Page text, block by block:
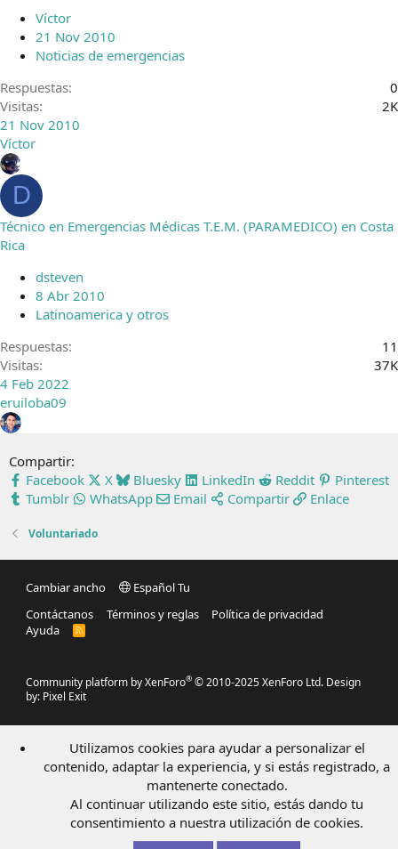
d
o
Víctor
21 Nov 2010
Noticias de emergencias
Respuestas
0
Visitas
2K
21 Nov 2010
Víctor
D
Técnico en Emergencias Médicas T.E.M. (PARAMEDICO) en Costa
Rica
dsteven
8 Abr 2010
Latinoamerica y otros
Respuestas
11
Visitas
37K
4 Feb 2022
eruiloba09
Compartir:
Facebook
X Bluesky LinkedIn Reddit
Pinterest
Tumblr
WhatsApp Email Compartir Enlace
Voluntariado
Cambiar ancho
Español Tu
Contáctanos
Términos y reglas
Política de privacidad
Ayuda
R
S
Community platform by XenForo® © 2010-2025 XenForo Ltd. Design
by: Pixel Exit
Utilizamos cookies para ayudar a personalizar el
contenido, adaptar la experiencia, y si estás registrado, a
mantenerte conectado.
Al continuar utilizando este sitio, estás dando tu
consentimiento a nuestra utilización de cookies.